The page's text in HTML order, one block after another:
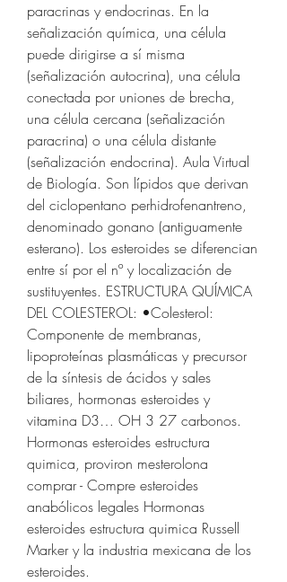
paracrinas y endocrinas. En la
señalización química, una célula
puede dirigirse a sí misma
(señalización autocrina), una célula
conectada por uniones de brecha,
una célula cercana (señalización
paracrina) o una célula distante
(señalización endocrina). Aula Virtual
de Biología. Son lípidos que derivan
del ciclopentano perhidrofenantreno,
denominado gonano (antiguamente
esterano). Los esteroides se diferencian
entre sí por el nº y localización de
sustituyentes. ESTRUCTURA QUÍMICA
DEL COLESTEROL: •Colesterol:
Componente de membranas,
lipoproteínas plasmáticas y precursor
de la síntesis de ácidos y sales
biliares, hormonas esteroides y
vitamina D3… OH 3 27 carbonos.
Hormonas esteroides estructura
quimica, proviron mesterolona
comprar - Compre esteroides
anabólicos legales Hormonas
esteroides estructura quimica Russell
Marker y la industria mexicana de los
esteroides.